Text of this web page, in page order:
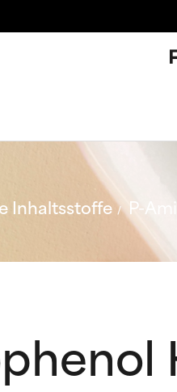
Inhaltsstoffe
P-